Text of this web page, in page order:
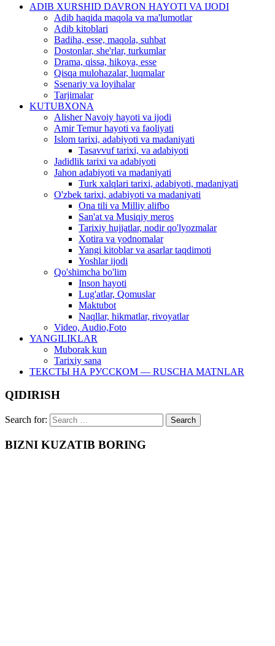
ADIB XURSHID DAVRON HAYOTI VA IJODI
Adib haqida maqola va ma'lumotlar
Adib kitoblari
Badiha, esse, maqola, suhbat
Dostonlar, she'rlar, turkumlar
Drama, qissa, hikoya, esse
Qisqa mulohazalar, luqmalar
Ssenariy va loyihalar
Tarjimalar
KUTUBXONA
Alisher Navoiy hayoti va ijodi
Amir Temur hayoti va faoliyati
Islom tarixi, adabiyoti va madaniyati
Tasavvuf tarixi, va adabiyoti
Jadidlik tarixi va adabiyoti
Jahon adabiyoti va madaniyati
Turk xalqlari tarixi, adabiyoti, madaniyati
O'zbek tarixi, adabiyoti va madaniyati
Ona tili va Milliy alifbo
San'at va Musiqiy meros
Tarixiy hujjatlar, nodir qo'lyozmalar
Xotira va yodnomalar
Yangi kitoblar va asarlar taqdimoti
Yoshlar ijodi
Qo'shimcha bo'lim
Inson hayoti
Lug'atlar, Qomuslar
Maktubot
Naqllar, hikmatlar, rivoyatlar
Video, Audio,Foto
YANGILIKLAR
Muborak kun
Tarixiy sana
ТЕКСТЫ НА РУССКОМ — RUSCHA MATNLAR
QIDIRISH
Search for:
BIZNI KUZATIB BORING